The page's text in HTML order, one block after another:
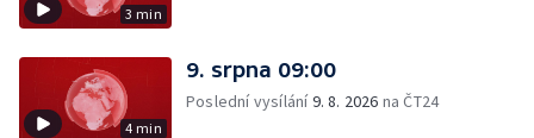
3 min
4 min
9. srpna 09:00
Poslední vysílání9. 8. 2026 na ČT24